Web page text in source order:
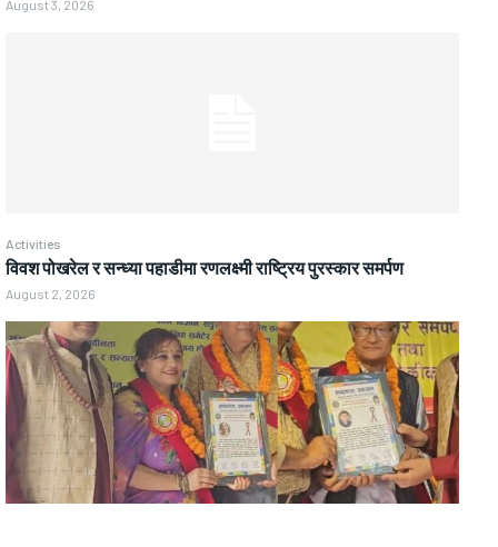
August 3, 2026
Activities
विवश पोखरेल र सन्ध्या पहाडीमा रणलक्ष्मी राष्ट्रिय पुरस्कार समर्पण
August 2, 2026